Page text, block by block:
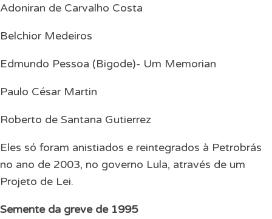
Adoniran de Carvalho Costa
Belchior Medeiros
Edmundo Pessoa (Bigode)- Um Memorian
Paulo César Martin
Roberto de Santana Gutierrez
Eles só foram anistiados e reintegrados à Petrobrás
no ano de 2003, no governo Lula, através de um
Projeto de Lei.
Semente da greve de 1995